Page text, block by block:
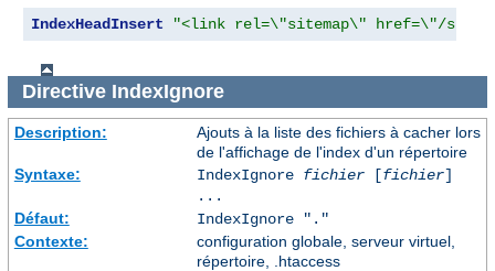
IndexHeadInsert "<link rel=\"sitemap\" href=\"/
Directive IndexIgnore
Description:
Ajouts à la liste des fichiers à cacher lors
de l'affichage de l'index d'un répertoire
Syntaxe:
IndexIgnore fichier[fichier]
...
Défaut:
IndexIgnore "."
Contexte:
configuration globale, serveur virtuel,
répertoire, .htaccess